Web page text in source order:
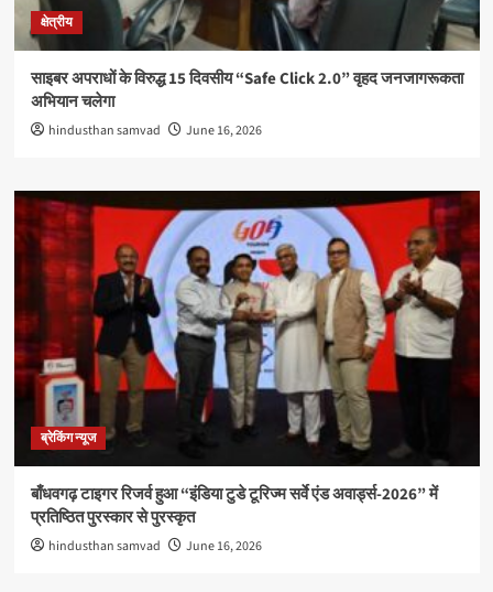
क्षेत्रीय
साइबर अपराधों के विरुद्ध 15 दिवसीय “Safe Click 2.0” वृहद जनजागरूकता
अभियान चलेगा
hindusthan samvad June 16, 2026
ब्रेकिंग न्यूज
बाँधवगढ़ टाइगर रिजर्व हुआ “इंडिया टुडे टूरिज्म सर्वे एंड अवार्ड्स-2026” में
प्रतिष्ठित पुरस्कार से पुरस्कृत
hindusthan samvad June 16, 2026